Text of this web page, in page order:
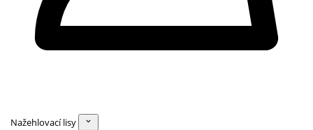
Nažehlovací lisy